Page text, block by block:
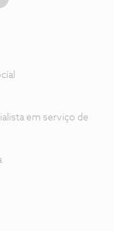
em serviço de